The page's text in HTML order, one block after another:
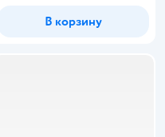
В корзину